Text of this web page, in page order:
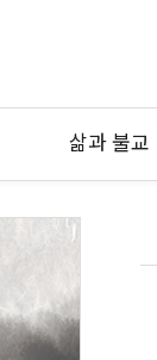
삶과 불교